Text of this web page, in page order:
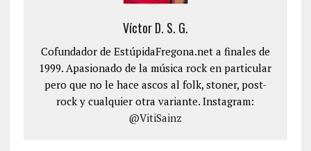
Víctor D. S. G.
Cofundador de EstúpidaFregona.net a finales de
1999. Apasionado de la música rock en particular
pero que no le hace ascos al folk, stoner, post-
rock y cualquier otra variante. Instagram:
@VitiSainz